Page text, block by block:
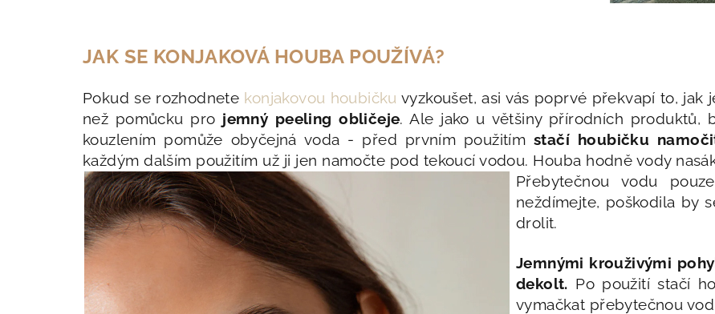
JAK SE KONJAKOVÁ HOUBA POUŽÍVÁ?
Pokud se rozhodnete konjakovou houbičku vyzkoušet, asi vás poprvé překvapí to, jak
než pomůcku pro jemný peeling obličeje. Ale jako u většiny přírodních produktů,
kouzlením pomůže obyčejná voda - před prvním použitímstačí houbičku
každým dalším použitím už ji jen namočte pod tekoucí vodou. Houba hodně vody
Přebytečnou vodu
neždímejte, poškodila by
drolit.
Jemnými krouživými
dekolt. Po použití stačí
vymačkat přebytečnou